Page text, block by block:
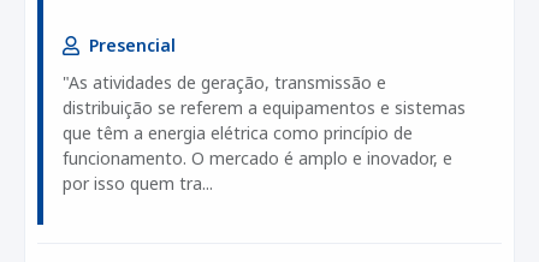
Presencial
"As atividades de geração, transmissão e
distribuição se referem a equipamentos e sistemas
que têm a energia elétrica como princípio de
funcionamento. O mercado é amplo e inovador, e
por isso quem tra...